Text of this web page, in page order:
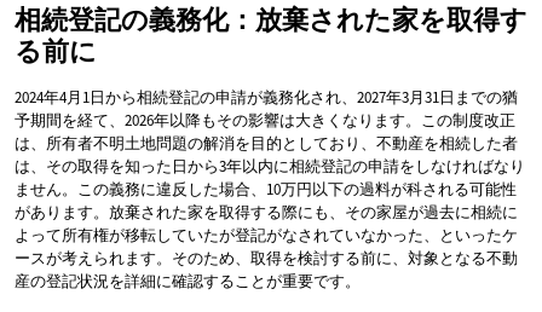
相続登記の義務化：放棄された家を取得す
る前に
2024年4月1日から相続登記の申請が義務化され、2027年3月31日までの猶
予期間を経て、2026年以降もその影響は大きくなります。この制度改正
は、所有者不明土地問題の解消を目的としており、不動産を相続した者
は、その取得を知った日から3年以内に相続登記の申請をしなければなり
ません。この義務に違反した場合、10万円以下の過料が科される可能性
があります。放棄された家を取得する際にも、その家屋が過去に相続に
よって所有権が移転していたが登記がなされていなかった、といったケ
ースが考えられます。そのため、取得を検討する前に、対象となる不動
産の登記状況を詳細に確認することが重要です。